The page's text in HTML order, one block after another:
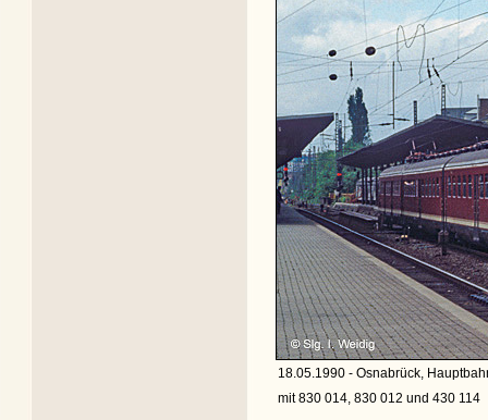
18.05.1990 - Osnabrück,
mit 830 014, 830 012 und 430 114